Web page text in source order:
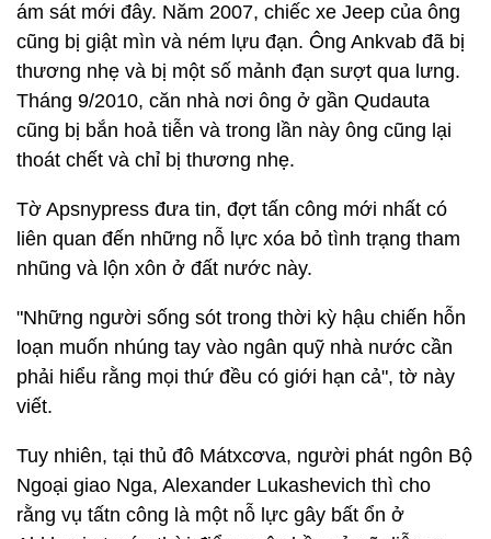
ám sát mới đây. Năm 2007, chiếc xe Jeep của ông
cũng bị giật mìn và ném lựu đạn. Ông Ankvab đã bị
thương nhẹ và bị một số mảnh đạn sượt qua lưng.
Tháng 9/2010, căn nhà nơi ông ở gần Qudauta
cũng bị bắn hoả tiễn và trong lần này ông cũng lại
thoát chết và chỉ bị thương nhẹ.
Tờ Apsnypress đưa tin, đợt tấn công mới nhất có
liên quan đến những nỗ lực xóa bỏ tình trạng tham
nhũng và lộn xôn ở đất nước này.
"Những người sống sót trong thời kỳ hậu chiến hỗn
loạn muốn nhúng tay vào ngân quỹ nhà nước cần
phải hiểu rằng mọi thứ đều có giới hạn cả", tờ này
viết.
Tuy nhiên, tại thủ đô Mátxcơva, người phát ngôn Bộ
Ngoại giao Nga, Alexander Lukashevich thì cho
rằng vụ tấtn công là một nỗ lực gây bất ổn ở